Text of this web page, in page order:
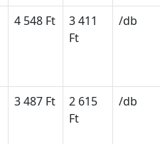
4 548 Ft
3 411
Ft
/db
3 487 Ft
2 615
Ft
/db